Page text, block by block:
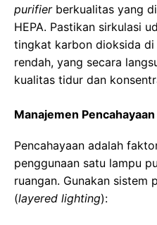
purifierberkualitas yang
HEPA. Pastikan sirkulasi
tingkat karbon dioksida
rendah, yang secara
kualitas tidur dan
Manajemen
Pencahayaan adalah
penggunaan satu lampu
ruangan. Gunakan sistem
(layered lighting):